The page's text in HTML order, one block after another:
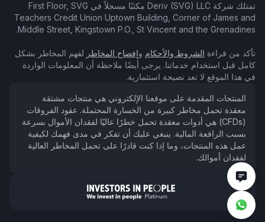
تمتلك شركة Deriv (SVG) LLC مكتبًا مسجلاً في First Floor, SVG
Teachers Credit Union Uptown Building, Corner of James and
Middle Street, Kingstown P.O., St Vincent and the Grenadines.
تأكد من قراءة الشروط والأحكام وإفصاح المخاطر لفهم المخاطر بشكل
كامل قبل استخدام خدماتنا. يرجى أيضًا ملاحظة أن المعلومات الواردة
في هذا الموقع لا تعد نصيحة استثمارية.
المنتجات المقدمة على موقعنا الإلكتروني هي منتجات مشتقة
معقدة تحمل مخاطر كبيرة من الخسارة المحتملة. عقود الفروقات
(CFDs) هي أدوات معقدة تحمل خطرًا عاليًا لفقدان الأموال بسرعة
بسبب الرافعة المالية. ينبغي عليك أن تفكر في مدى فهمك لكيفية
عمل هذه المنتجات، وما إذا كنت قادرًا على تحمل المخاطر العالية
لفقدان أموالك.